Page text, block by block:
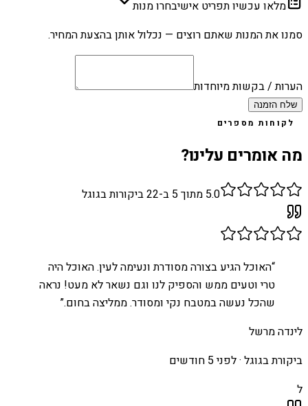
מלאו עכשיו תפריט אישיבחרו מנות
סמנו את המנות שאתם רוצים — נכלול אותן בהצעת המחיר.
הערות / בקשות מיוחדות
שלח הזמנה
לקוחות מספרים
מה אומרים עלינו?
5.0 מתוך 5 ב- 22ביקורות בגוגל
“האוכל הגיע בצורה מסודרת ונעימה לעין. האוכל היה
טרי וטעים ממש והספיק לנו וגם נשאר לא מעט! נראה
שהכל נעשה במטבח נקי ומסודר. ממליצה בחום.”
לינדה מרשל
ביקורת בגוגל ·לפני 5 חודשים
ל